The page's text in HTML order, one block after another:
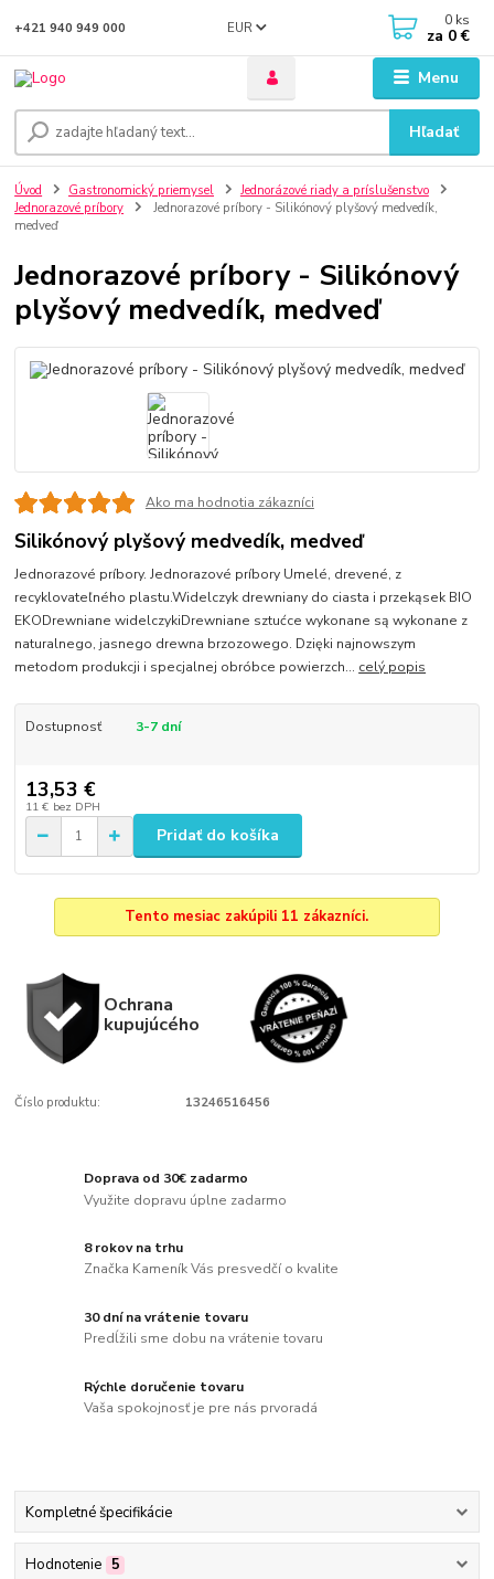
Menu
EUR
Hľadať
+421 940 949 000 0 ks
za 0 €
Úvod Gastronomický priemysel
Jednorázové riady a príslušenstvo
Jednorazové príbory
Jednorazové príbory - Silikónový plyšový medvedík,
medveď
Jednorazové príbory - Silikónový
plyšový medvedík, medveď
Ako ma hodnotia zákazníci
Silikónový plyšový medvedík, medveď
Jednorazové príbory. Jednorazové príbory Umelé, drevené, z
recyklovateľného plastu.Widelczyk drewniany do ciasta i przekąsek BIO
EKODrewniane widelczykiDrewniane sztućce wykonane są wykonane z
naturalnego, jasnego drewna brzozowego. Dzięki najnowszym
metodom produkcji i specjalnej obróbce powierzch... celý popis
Dostupnosť 3-7 dní
13,53 €
11 € bez DPH
Pridať do košíka
Tento mesiac zakúpili 11 zákazníci.
Ochrana
kupujúcého
Číslo produktu: 13246516456
Doprava od 30€ zadarmo
Využite dopravu úplne zadarmo
8 rokov na trhu
Značka Kameník Vás presvedčí o kvalite
30 dní na vrátenie tovaru
Predĺžili sme dobu na vrátenie tovaru
Rýchle doručenie tovaru
Vaša spokojnosť je pre nás prvoradá
Kompletné špecifikácie
Hodnotenie 5